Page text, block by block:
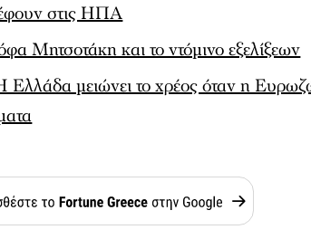
στις ΗΠΑ
Μητσοτάκη και το ντόμινο εξελίξεων
μειώνει το χρέος όταν η